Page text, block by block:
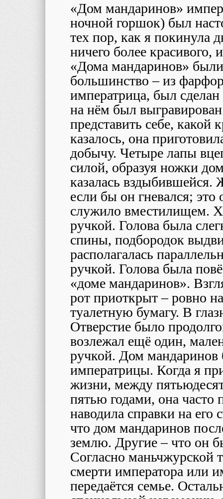
«Дом мандаринов»
ночной горшок) был
тех пор, как я покинула
ничего более красивого,
«Дома мандаринов»
большинство – из
императрица, был
на нём был
представить себе, какой
казалось, она
добычу. Четыре лапы
силой, образуя ножки
казалась вздыбившейся.
если бы он гневался; это
служило вместилищем.
ручкой. Голова была
спины, подбородок
располагалась
ручкой. Голова была
«доме мандаринов».
рот приоткрыт – ровно
туалетную бумагу. В
Отверстие было
возлежал ещё один,
ручкой. Дом
императрицы. Когда я
жизни, между
пятью годами, она часто
наводила справки на его
что дом мандаринов
землю. Другие – что он
Согласно маньчжурской
смерти императора или
передаётся семье.